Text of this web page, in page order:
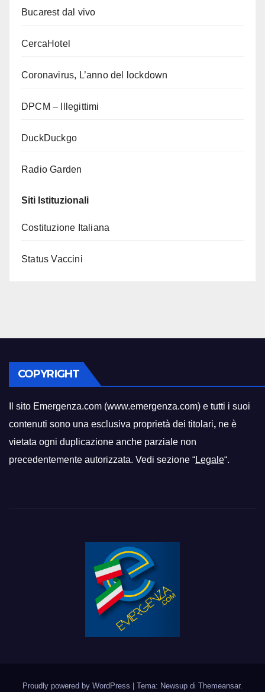
Bucarest dal vivo
CercaHotel
Coronavirus, L’anno del lockdown
DPCM – Illegittimi
DuckDuckgo
Radio Garden
Siti Istituzionali
Costituzione Italiana
Status Vaccini
COPYRIGHT
Il sito Emergenza.com (www.emergenza.com) e tutti i suoi
contenuti sono una esclusiva proprietà dei titolari, ne è
vietata ogni duplicazione anche parziale non
precedentemente autorizzata. Vedi sezione “Legale“.
Proudly powered by WordPress | Tema: Newsup di Themeansar.